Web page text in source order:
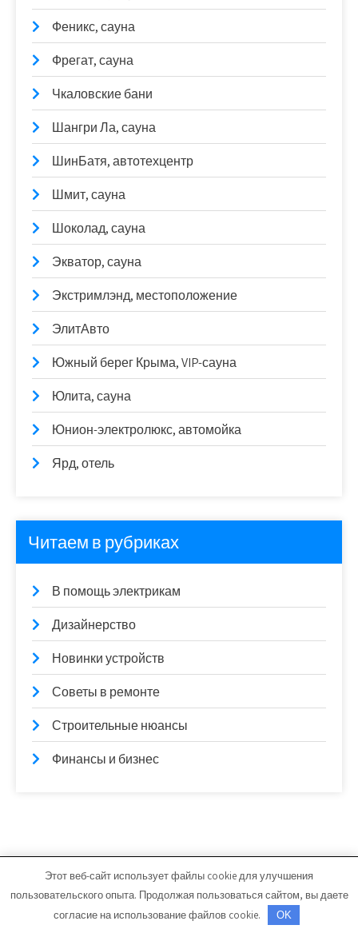
Феникс, сауна
Фрегат, сауна
Чкаловские бани
Шангри Ла, сауна
ШинБатя, автотехцентр
Шмит, сауна
Шоколад, сауна
Экватор, сауна
Экстримлэнд, местоположение
ЭлитАвто
Южный берег Крыма, VIP-сауна
Юлита, сауна
Юнион-электролюкс, автомойка
Ярд, отель
Читаем в рубриках
В помощь электрикам
Дизайнерство
Новинки устройств
Советы в ремонте
Строительные нюансы
Финансы и бизнес
gasmebel.ru - Работает на WordPress
Тема от Grace Themes
Этот веб-сайт использует файлы cookie для улучшения
пользовательского опыта. Продолжая пользоваться сайтом, вы даете
согласие на использование файлов cookie.
OK